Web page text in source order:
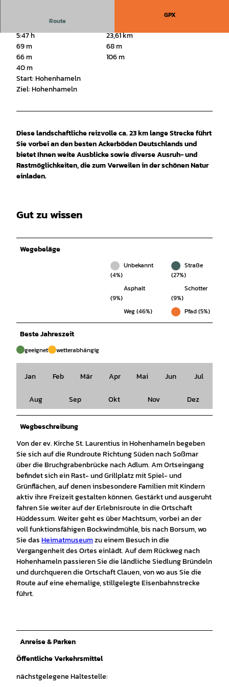
Route
GPX
5:47 h
23,61 km
69 m
68 m
66 m
106 m
40 m
Start: Hohenhameln
Ziel: Hohenhameln
Diese landschaftliche reizvolle ca. 23 km lange Strecke führt
Sie vorbei an den besten Ackerböden Deutschlands und
bietet Ihnen weite Ausblicke sowie diverse Ausruh- und
Rastmöglichkeiten, die zum Verweilen in der schönen Natur
einladen.
Gut zu wissen
Wegebeläge
Unbekannt
(4%)
Straße
(27%)
Asphalt
(9%)
Schotter
(9%)
Weg (46%)
Pfad (5%)
Beste Jahreszeit
geeignet wetterabhängig
Jan Feb Mär Apr Mai Jun Jul
Aug Sep Okt Nov Dez
Wegbeschreibung
Von der ev. Kirche St. Laurentius in Hohenhameln begeben
Sie sich auf die Rundroute Richtung Süden nach Soßmar
über die Bruchgrabenbrücke nach Adlum. Am Ortseingang
befindet sich ein Rast- und Grillplatz mit Spiel- und
Grünflächen, auf denen insbesondere Familien mit Kindern
aktiv ihre Freizeit gestalten können. Gestärkt und ausgeruht
fahren Sie weiter auf der Erlebnisroute in die Ortschaft
Hüddessum. Weiter geht es über Machtsum, vorbei an der
voll funktionsfähigen Bockwindmühle, bis nach Borsum, wo
Sie dasHeimatmuseumzu einem Besuch in die
Vergangenheit des Ortes einlädt. Auf dem Rückweg nach
Hohenhameln passieren Sie die ländliche Siedlung Bründeln
und durchqueren die Ortschaft Clauen, von wo aus Sie die
Route auf eine ehemalige, stillgelegte Eisenbahnstrecke
führt.
Anreise & Parken
Öffentliche Verkehrsmittel
nächstgelegene Haltestelle: